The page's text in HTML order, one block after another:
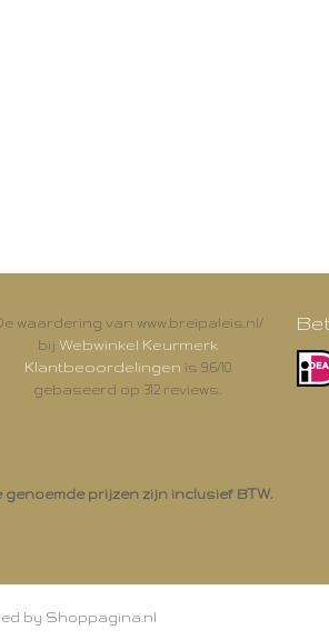
waardering van www.breipaleis.nl/
bij Webwinkel Keurmerk
Klantbeoordelingen is 9.6/10
gebaseerd op 312 reviews.
genoemde prijzen zijn inclusief BTW.
by Shoppagina.nl